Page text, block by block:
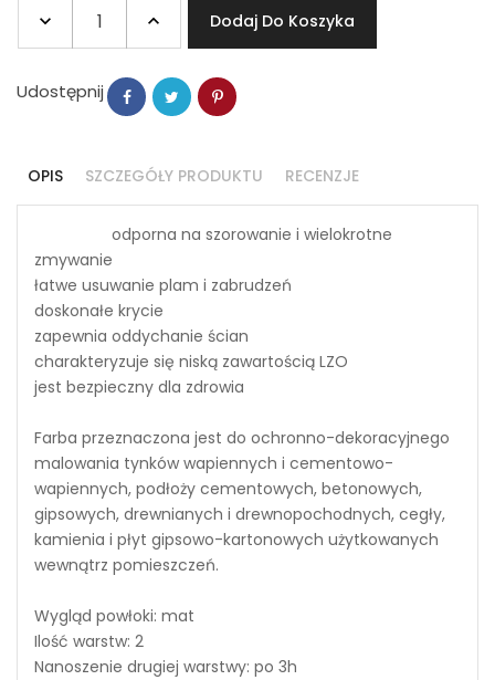
Dodaj Do Koszyka
Udostępnij
OPIS SZCZEGÓŁY PRODUKTU RECENZJE
odporna na szorowanie i wielokrotne
zmywanie
łatwe usuwanie plam i zabrudzeń
doskonałe krycie
zapewnia oddychanie ścian
charakteryzuje się niską zawartością LZO
jest bezpieczny dla zdrowia
Farba przeznaczona jest do ochronno-dekoracyjnego
malowania tynków wapiennych i cementowo-
wapiennych, podłoży cementowych, betonowych,
gipsowych, drewnianych i drewnopochodnych, cegły,
kamienia i płyt gipsowo-kartonowych użytkowanych
wewnątrz pomieszczeń.
Wygląd powłoki: mat
Ilość warstw: 2
Nanoszenie drugiej warstwy: po 3h